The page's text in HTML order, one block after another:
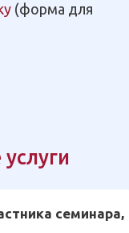
(форма для
семинара,